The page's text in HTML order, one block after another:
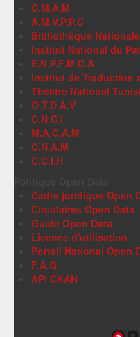
C.M.A.M
A.M.V.P.P.C
Bibliothèque Nationale
Institut National du
E.N.P.F.M.C.A
Institut de Traduction
Théâtre National
O.T.D.A.V
C.N.C.I
M.A.C.A.M
C.N.A.M
C.C.I.H
Cadre juridique Open
Circulaires Open Data
Guide Open Data
Licence d'utilisation
Portail National Open
F.A.Q
API CKAN